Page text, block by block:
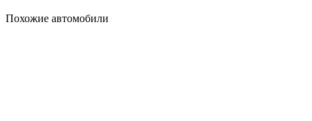
Похожие автомобили